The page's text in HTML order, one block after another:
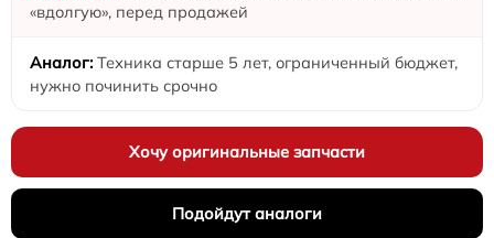
«вдолгую», перед продажей
Техника старше 5 лет, ограниченный бюджет,
нужно починить срочно
Хочу оригинальные запчасти
Подойдут аналоги